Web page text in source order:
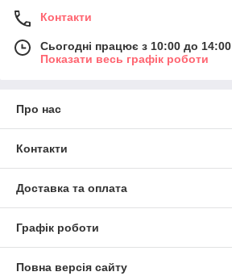
Контакти
Сьогодні працює з 10:00 до 14:00
Показати весь графік роботи
Про нас
Контакти
Доставка та оплата
Графік роботи
Повна версія сайту